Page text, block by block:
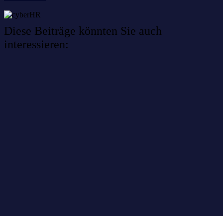
Diese Beiträge könnten Sie auch
interessieren: